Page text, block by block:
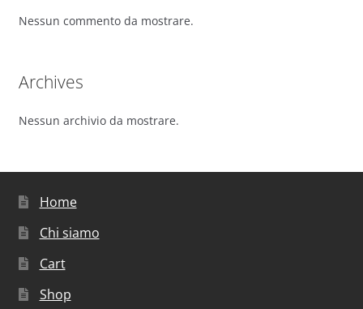
Nessun commento da mostrare.
Archives
Nessun archivio da mostrare.
Home
Chi siamo
Cart
Shop